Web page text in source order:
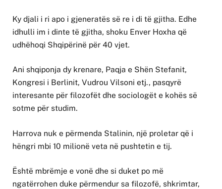
Ky djali i ri apo i gjeneratës së re i di të gjitha. Edhe
idhulli im i dinte të gjitha, shoku Enver Hoxha që
udhëhoqi Shqipërinë për 40 vjet.
Ani shqiponja dy krenare, Paqja e Shën Stefanit,
Kongresi i Berlinit, Vudrou Vilsoni etj., pasqyrë
interesante për filozofët dhe sociologët e kohës së
sotme për studim.
Harrova nuk e përmenda Stalinin, një proletar që i
hëngri mbi 10 milionë veta në pushtetin e tij.
Është mbrëmje e vonë dhe si duket po më
ngatërrohen duke përmendur sa filozofë, shkrimtar,